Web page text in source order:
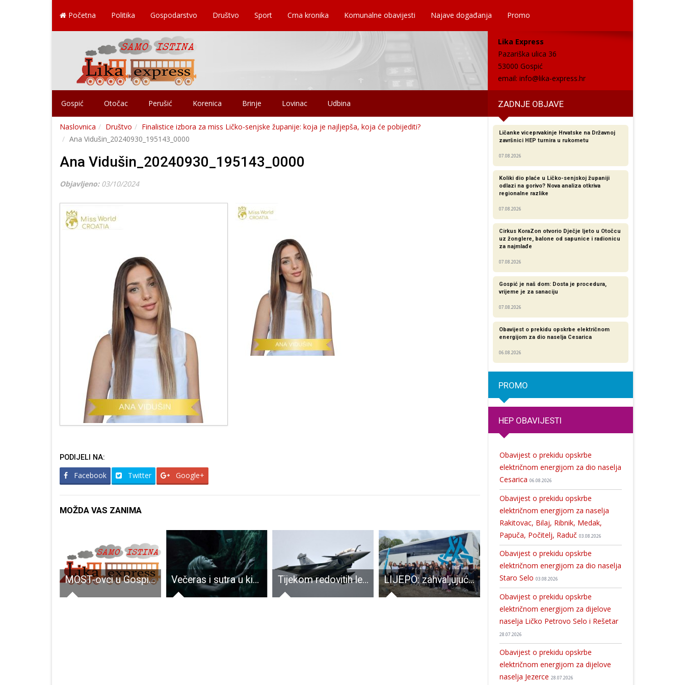
Početna Politika Gospodarstvo Društvo Sport Crna kronika Komunalne obavijesti Najave događanja Promo
Lika Express
Pazariška ulica 36
53000 Gospić
email: info@lika-express.hr
Gospić Otočac Perušić Korenica Brinje Lovinac Udbina ZADNJE OBJAVE
Naslovnica Društvo
Finalistice izbora za miss Ličko-senjske županije: koja je najljepša, koja će pobijediti?
Ana Vidušin_20240930_195143_0000
Ana Vidušin_20240930_195143_0000
Objavljeno: 03/10/2024
PODIJELI NA:
Facebook Twitter Google+
MOŽDA VAS ZANIMA
MOST-ovci u Gospiću Večeras i sutra u kinu Korzo “Pogrešno skretanje”! Tijekom redovitih letačkih aktivnosti HRZ-a u vremenu od 17:00 do 19:00 sati te od 21:00 do 23:00 sata očekuje se pojačana buka kao i probijanje zvučnog zida LIJEPO: zahvaljujući dogovoru dvoje župana lički osnovnoškolski folkloraši u posjetu Muzeju bećarca u Pleternici
Ličanke viceprvakinje Hrvatske na Državnoj
završnici HEP turnira u rukometu
07.08.2026
Koliki dio plaće u Ličko-senjskoj županiji
odlazi na gorivo? Nova analiza otkriva
regionalne razlike​
07.08.2026
Cirkus KoraZon otvorio Dječje ljeto u Otočcu
uz žonglere, balone od sapunice i radionicu
za najmlađe
07.08.2026
Gospić je naš dom: Dosta je procedura,
vrijeme je za sanaciju
07.08.2026
Obavijest o prekidu opskrbe električnom
energijom za dio naselja Cesarica
06.08.2026
PROMO
HEP OBAVIJESTI
Obavijest o prekidu opskrbe
električnom energijom za dio naselja
Cesarica 06.08.2026
Obavijest o prekidu opskrbe
električnom energijom za naselja
Rakitovac, Bilaj, Ribnik, Medak,
Papuča, Počitelj, Raduč 03.08.2026
Obavijest o prekidu opskrbe
električnom energijom za dio naselja
Staro Selo 03.08.2026
Obavijest o prekidu opskrbe
električnom energijom za dijelove
naselja Ličko Petrovo Selo i Rešetar
28.07.2026
Obavijest o prekidu opskrbe
električnom energijom za dijelove
naselja Jezerce 28.07.2026